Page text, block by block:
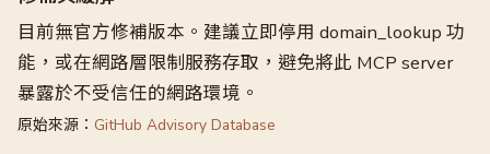
目前無官方修補版本。建議立即停用 domain_lookup 功
能，或在網路層限制服務存取，避免將此 MCP server
暴露於不受信任的網路環境。
原始來源： GitHub Advisory Database